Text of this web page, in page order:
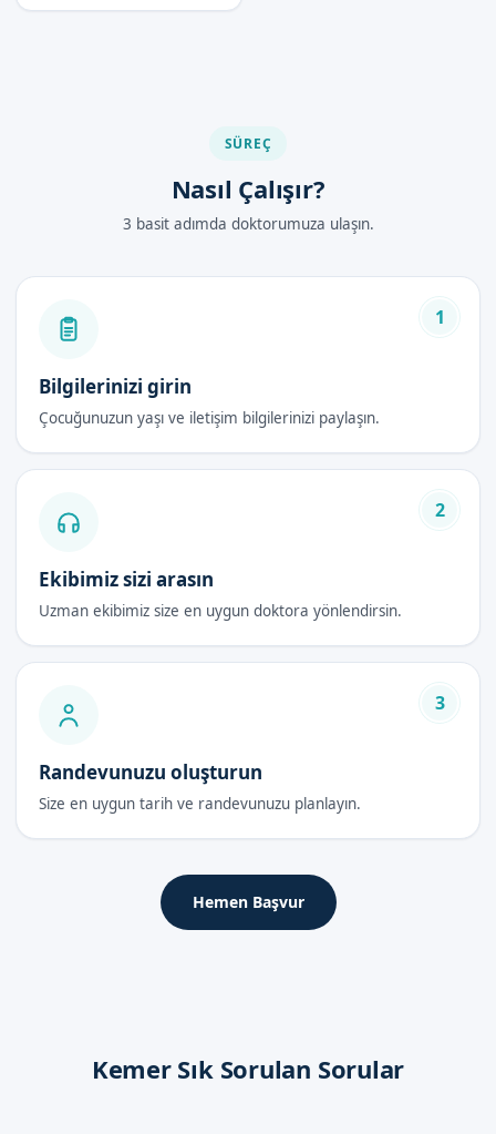
SÜREÇ
Nasıl Çalışır?
3 basit adımda doktorumuza ulaşın.
1
Bilgilerinizi girin
Çocuğunuzun yaşı ve iletişim bilgilerinizi paylaşın.
2
Ekibimiz sizi arasın
Uzman ekibimiz size en uygun doktora yönlendirsin.
3
Randevunuzu oluşturun
Size en uygun tarih ve randevunuzu planlayın.
Hemen Başvur
Kemer Sık Sorulan Sorular